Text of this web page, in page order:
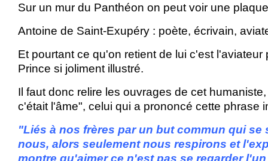
Sur un mur du Panthéon on peut voir une
Antoine de Saint-Exupéry : poète, écrivain,
Et pourtant ce qu'on retient de lui c'est l'aviateur
Prince si joliment illustré.
Il faut donc relire les ouvrages de cet
c'était l'âme", celui qui a prononcé cette phrase
"Liés à nos frères par un but commun qui se
nous, alors seulement nous respirons et
montre qu'aimer ce n'est pas se regarder